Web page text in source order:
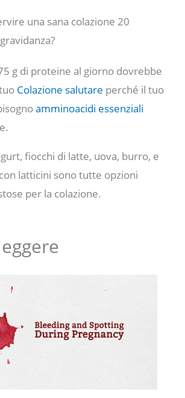
una sana colazione 20
g di proteine ​​al giorno dovrebbe
Colazione salutare perché il tuo
amminoacidi essenziali
fiocchi di latte, uova, burro, e
latticini sono tutte opzioni
per la colazione.